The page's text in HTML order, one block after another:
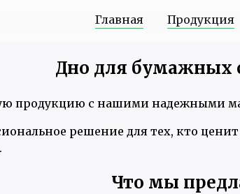
Главная Продукция
Дно для бумажных
продукцию с нашими надежными
решение для тех, кто
Что мы